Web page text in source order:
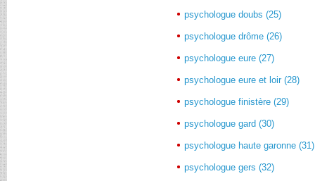
psychologue doubs (25)
psychologue drôme (26)
psychologue eure (27)
psychologue eure et loir (28)
psychologue finistère (29)
psychologue gard (30)
psychologue haute garonne (31)
psychologue gers (32)